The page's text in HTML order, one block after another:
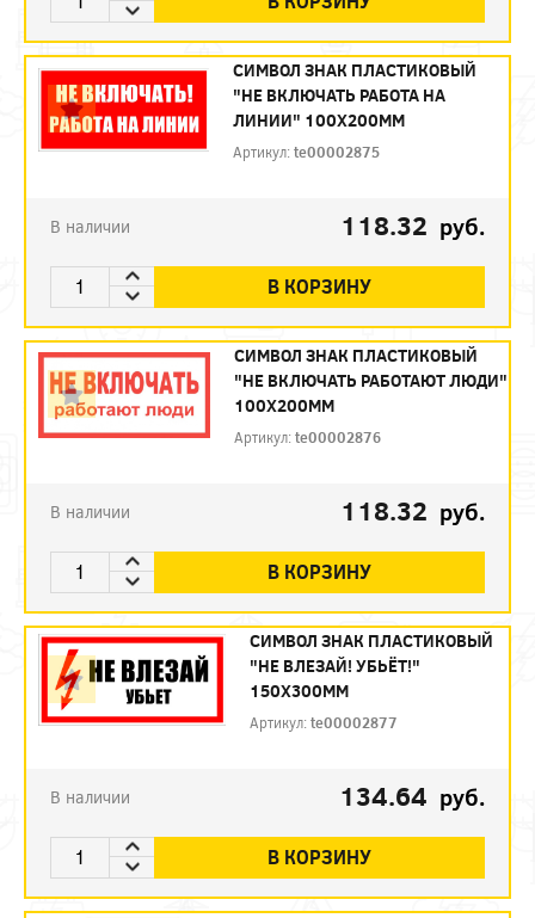
СИМВОЛ ЗНАК ПЛАСТИКОВЫЙ
"НЕ ВКЛЮЧАТЬ РАБОТА НА
ЛИНИИ" 100Х200ММ
Артикул:te00002875
В наличии 118.32 руб.
В КОРЗИНУ
СИМВОЛ ЗНАК ПЛАСТИКОВЫЙ
"НЕ ВКЛЮЧАТЬ РАБОТАЮТ ЛЮДИ"
100Х200ММ
Артикул:te00002876
В наличии 118.32 руб.
В КОРЗИНУ
СИМВОЛ ЗНАК ПЛАСТИКОВЫЙ
"НЕ ВЛЕЗАЙ! УБЬЁТ!"
150Х300ММ
Артикул:te00002877
В наличии 134.64 руб.
В КОРЗИНУ